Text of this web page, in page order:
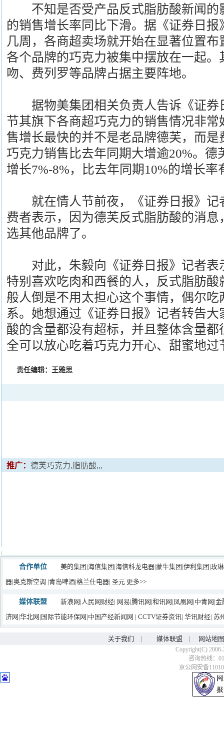
不知是否受产品反式脂肪酸新闻的
的销售增长率同比下滑。据《证券日
几周，各商超卖场就开始在显著位置
各个品牌的巧克力被集中摆放在一起
吻、费列罗等品牌占据主要阵地。
据物美集团相关负责人告诉《证券
节其旗下各商超巧克力的销售情况非
售增长最快的并不是老品牌德芙，而
巧克力销售比去年同期大增逾20%。德
增长7%-8%，比去年同期10%的增长率
就在情人节前夜，《证券日报》记
费者表示，因为德芙反式脂肪酸的消
选其他品牌了。
对此，朱毅向《证券日报》记者表
特别喜欢吃肉和西餐的人，反式脂肪
般人倒是不用太担心这个事情，偶尔
系。她想通过《证券日报》记者转告
酸的含量都没有超标，并且整体含量
全可以放心吃着巧克力开心、甜蜜地过
责任编辑：王雅思
推广： 德芙巧克力,脂肪酸,,,
合作单位 美的集团 |海信集团 |海信科龙电器|蒙牛集团|伊利集团 |玫
器|奥克斯空调 |青岛啤酒|格兰仕电器| 圣元 更多>>
媒体联盟 新浪网 |人民网财经| 网易|腾讯网 |和讯网 |凤凰网 |中青网 |金
济网 |华北网 | 国际节能环保网 |中国产经新闻网 | CCTV证券资讯| 华讯财经| 苏
关于我们 | 媒体联盟 | 网站地图
Copyright(C)
咨询热线：
京公网安备